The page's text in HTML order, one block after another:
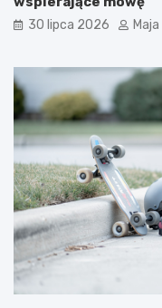
30 lipca 2026